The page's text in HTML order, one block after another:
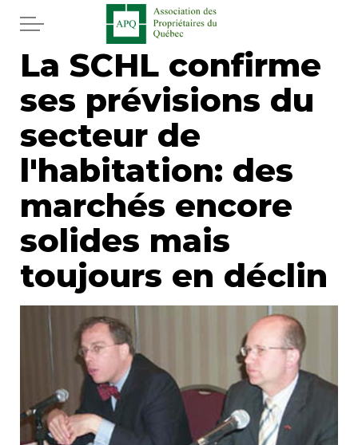
Aller au contenu principal
Accueil
Services
Actualités
Journal
Juridique
Mot de l'éditeur
Divers
Immobilier
Réglementation
La SCHL confirme
ses prévisions du
secteur de
l'habitation: des
marchés encore
solides mais
toujours en déclin